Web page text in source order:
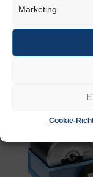
Marketing
Cookie-
2 leere Trommel,
ÄHNLICHE